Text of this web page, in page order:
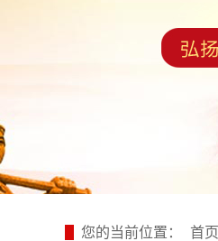
您的当前位置： 首页